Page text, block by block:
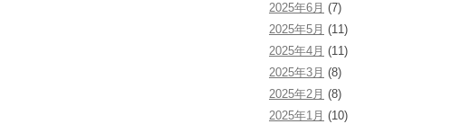
2025年6月 (7)
2025年5月 (11)
2025年4月 (11)
2025年3月 (8)
2025年2月 (8)
2025年1月 (10)